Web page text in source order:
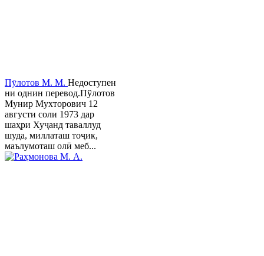
Пӯлотов М. М. Недоступен
ни однин перевод.Пўлотов
Мунир Мухторович 12
августи соли 1973 дар
шаҳри Хуҷанд таваллуд
шуда, миллаташ тоҷик,
маълумоташ олӣ меб...